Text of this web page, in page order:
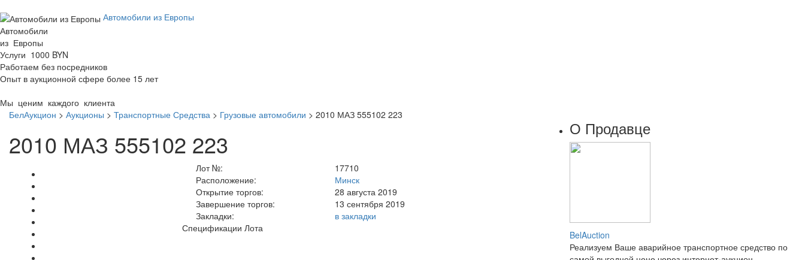
Автомобили из Европы
Автомобили
из Европы
Услуги 1000 BYN
Работаем без посредников
Опыт в аукционной сфере более 15 лет
Мы ценим каждого клиента
БелАукцион > Аукционы > Транспортные Средства > Грузовые автомобили > 2010 МАЗ 555102 223
2010 МАЗ 555102 223
Лот №:
17710
Расположение:
Минск
Открытие торгов:
28 августа 2019
Завершение торгов:
13 сентября 2019
Закладки:
в закладки
Спецификации Лота
О Продавце
BelAuction
Реализуем Ваше аварийное транспортное средство по